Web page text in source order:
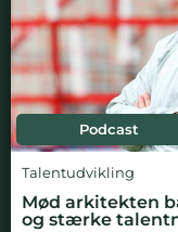
Podcast
Talentudvikling
Mød arkitekten
og stærke